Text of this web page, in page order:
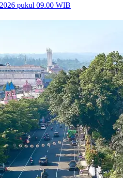
pukul 09.00 WIB